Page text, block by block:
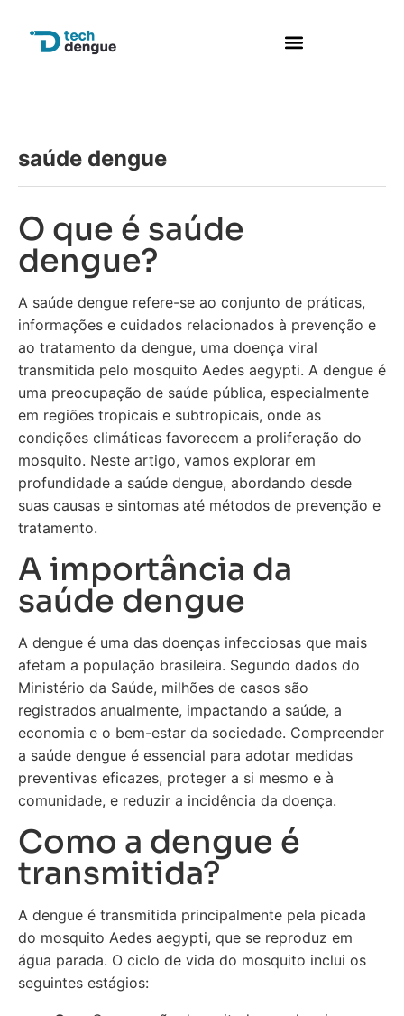
saúde dengue
O que é saúde
dengue?
A saúde dengue refere-se ao conjunto de práticas,
informações e cuidados relacionados à prevenção e
ao tratamento da dengue, uma doença viral
transmitida pelo mosquito Aedes aegypti. A dengue é
uma preocupação de saúde pública, especialmente
em regiões tropicais e subtropicais, onde as
condições climáticas favorecem a proliferação do
mosquito. Neste artigo, vamos explorar em
profundidade a saúde dengue, abordando desde
suas causas e sintomas até métodos de prevenção e
tratamento.
A importância da
saúde dengue
A dengue é uma das doenças infecciosas que mais
afetam a população brasileira. Segundo dados do
Ministério da Saúde, milhões de casos são
registrados anualmente, impactando a saúde, a
economia e o bem-estar da sociedade. Compreender
a saúde dengue é essencial para adotar medidas
preventivas eficazes, proteger a si mesmo e à
comunidade, e reduzir a incidência da doença.
Como a dengue é
transmitida?
A dengue é transmitida principalmente pela picada
do mosquito Aedes aegypti, que se reproduz em
água parada. O ciclo de vida do mosquito inclui os
seguintes estágios: